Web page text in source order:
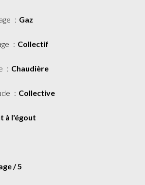
Gaz
Collectif
Chaudière
Collective
à l'égout
/ 5